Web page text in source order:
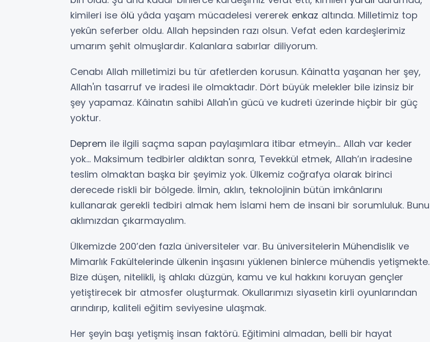
kimileri ise ölü yâda yaşam mücadelesi vererek enkaz altında. Milletimiz top
yekûn seferber oldu. Allah hepsinden razı olsun. Vefat eden kardeşlerimiz
umarım şehit olmuşlardır. Kalanlara sabırlar diliyorum.
Cenabı Allah milletimizi bu tür afetlerden korusun. Kâinatta yaşanan her şey,
Allah'ın tasarruf ve iradesi ile olmaktadır. Dört büyük melekler bile izinsiz bir
şey yapamaz. Kâinatın sahibi Allah'ın gücü ve kudreti üzerinde hiçbir bir güç
yoktur.
Deprem ile ilgili saçma sapan paylaşımlara itibar etmeyin... Allah var keder
yok... Maksimum tedbirler aldıktan sonra, Tevekkül etmek, Allah’ın iradesine
teslim olmaktan başka bir şeyimiz yok. Ülkemiz coğrafya olarak birinci
derecede riskli bir bölgede. İlmin, aklın, teknolojinin bütün imkânlarını
kullanarak gerekli tedbiri almak hem İslami hem de insani bir sorumluluk. Bunu
aklımızdan çıkarmayalım.
Ülkemizde 200’den fazla üniversiteler var. Bu üniversitelerin Mühendislik ve
Mimarlık Fakültelerinde ülkenin inşasını yüklenen binlerce mühendis yetişmekte.
Bize düşen, nitelikli, iş ahlakı düzgün, kamu ve kul hakkını koruyan gençler
yetiştirecek bir atmosfer oluşturmak. Okullarımızı siyasetin kirli oyunlarından
arındırıp, kaliteli eğitim seviyesine ulaşmak.
Her şeyin başı yetişmiş insan faktörü. Eğitimini almadan, belli bir hayat